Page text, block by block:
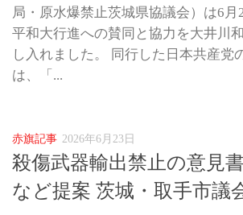
局・原水爆禁止茨城県協議会）は6
平和大行進への賛同と協力を大井川
し入れました。 同行した日本共産党
は、「...
赤旗記事 2026年6月23日
殺傷武器輸出禁止の意見
など提案 茨城・取手市議